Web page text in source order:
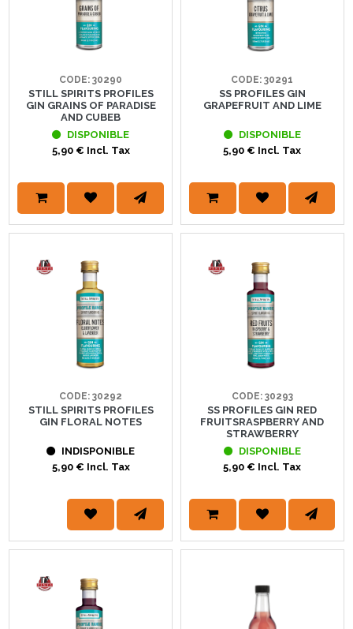
CODE: 30290
STILL SPIRITS PROFILES
GIN GRAINS OF PARADISE
AND CUBEB
DISPONIBLE
5,90 € Incl. Tax
CODE: 30291
SS PROFILES GIN
GRAPEFRUIT AND LIME
DISPONIBLE
5,90 € Incl. Tax
CODE: 30292
STILL SPIRITS PROFILES
GIN FLORAL NOTES
INDISPONIBLE
5,90 € Incl. Tax
CODE: 30293
SS PROFILES GIN RED
FRUITSRASPBERRY AND
STRAWBERRY
DISPONIBLE
5,90 € Incl. Tax